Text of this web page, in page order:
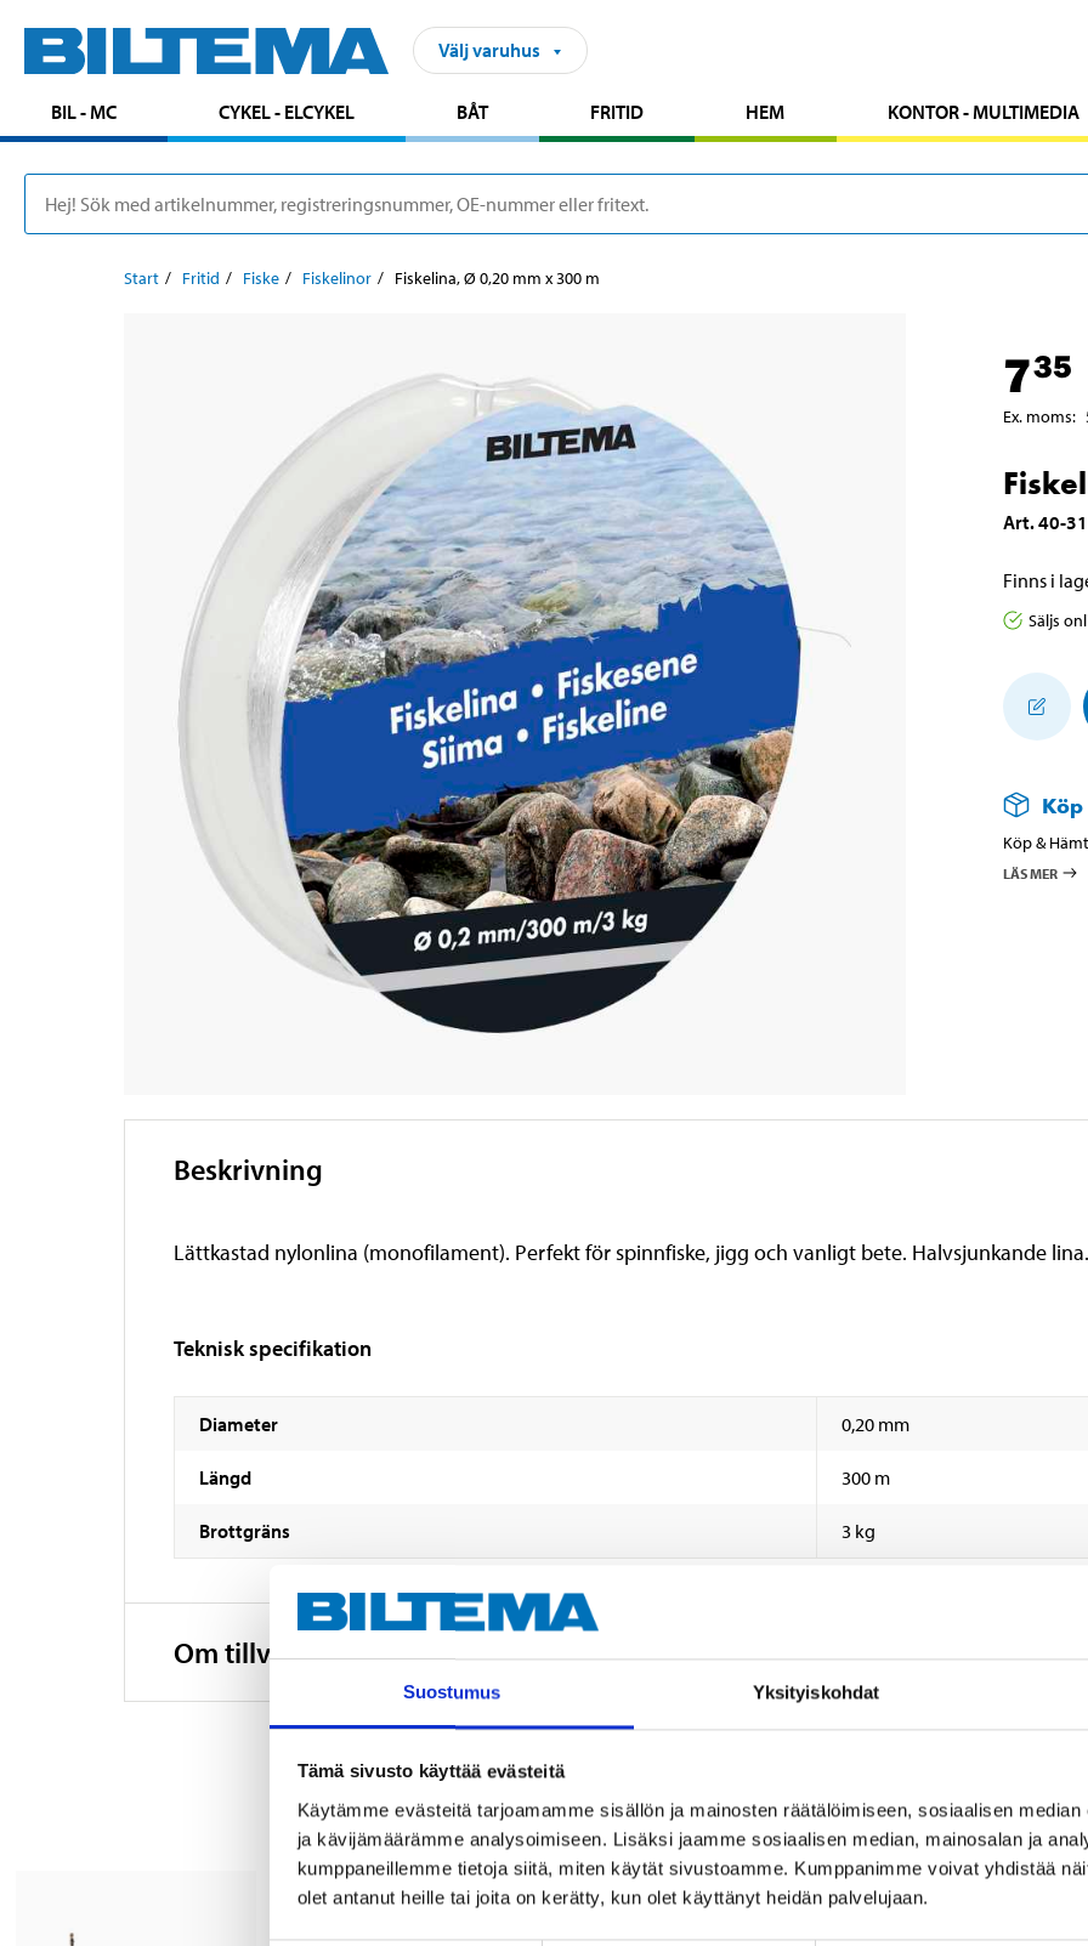
Suostumus Yksityiskohdat
Tämä sivusto käyttää evästeitä
Käytämme evästeitä tarjoamamme sisällön ja mainosten räätälöimiseen, sosiaalisen
ja kävijämäärämme analysoimiseen. Lisäksi jaamme sosiaalisen median, mainosalan ja
kumppaneillemme tietoja siitä, miten käytät sivustoamme. Kumppanimme voivat yhdistää
olet antanut heille tai joita on kerätty, kun olet käyttänyt heidän palvelujaan.
Välj varuhus
BIL - MC CYKEL - ELCYKEL BÅT FRITID HEM KONTOR - MULTIMEDIA
Start Fritid Fiske Fiskelinor Fiskelina, Ø 0,20 mm x 300 m
735
Ex. moms:
Art.40-
Finns i
Säljs
Köp &
LÄS MER
Beskrivning
Lättkastad nylonlina (monofilament). Perfekt för spinnfiske, jigg och vanligt bete. Halvsjunkande lina.
Teknisk specifikation
Diameter 0,20 mm
Längd 300 m
Brottgräns 3 kg
Om tillverkaren